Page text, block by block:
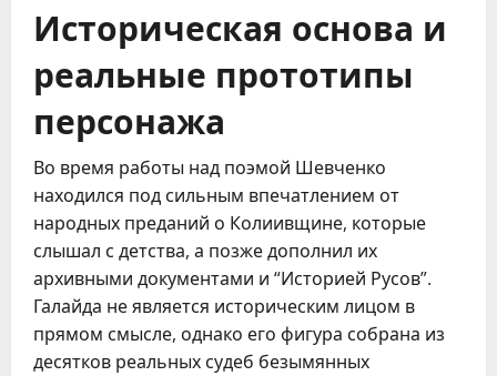
Историческая основа и
реальные прототипы
персонажа
Во время работы над поэмой Шевченко
находился под сильным впечатлением от
народных преданий о Колиивщине, которые
слышал с детства, а позже дополнил их
архивными документами и “Историей Русов”.
Галайда не является историческим лицом в
прямом смысле, однако его фигура собрана из
десятков реальных судеб безымянных